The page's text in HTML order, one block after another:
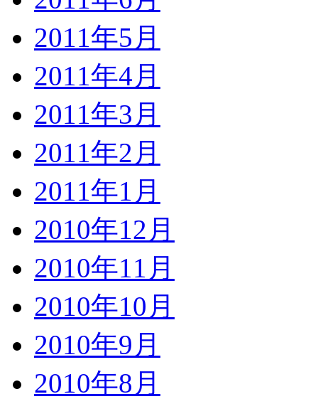
2011年5月
2011年4月
2011年3月
2011年2月
2011年1月
2010年12月
2010年11月
2010年10月
2010年9月
2010年8月